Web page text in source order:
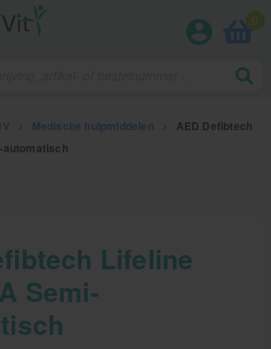
0
Medische hulpmiddelen
AED Defibtech
automatisch
Lifeline
Semi-